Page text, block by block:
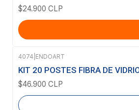
$24.900 CLP
Agotado
4074 ENDOART
KIT 20 POSTES FIBRA DE
$46.900 CLP